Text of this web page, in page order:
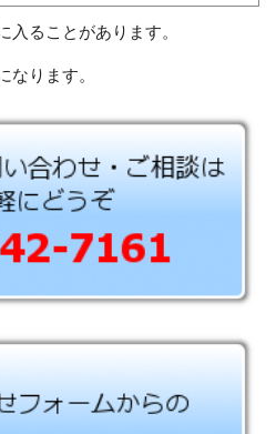
ることがあります。
なります。